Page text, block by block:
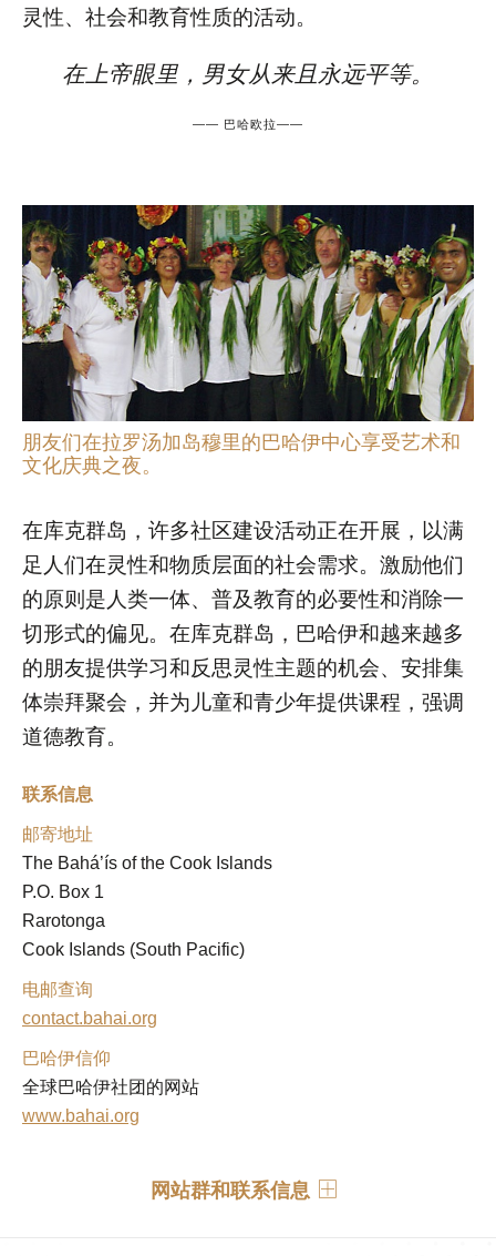
灵性、社会和教育性质的活动。
在上帝眼里，男女从来且永远平等。
—— 巴哈欧拉——
朋友们在拉罗汤加岛穆里的巴哈伊中心享受艺术和
文化庆典之夜。
在库克群岛，许多社区建设活动正在开展，以满
足人们在灵性和物质层面的社会需求。激励他们
的原则是人类一体、普及教育的必要性和消除一
切形式的偏见。在库克群岛，巴哈伊和越来越多
的朋友提供学习和反思灵性主题的机会、安排集
体崇拜聚会，并为儿童和青少年提供课程，强调
道德教育。
联系信息
邮寄地址
The Bahá’ís of the Cook Islands
P.O. Box 1
Rarotonga
Cook Islands (South Pacific)
电邮查询
contact.bahai.org
巴哈伊信仰
全球巴哈伊社团的网站
www.bahai.org
网站群和联系信息